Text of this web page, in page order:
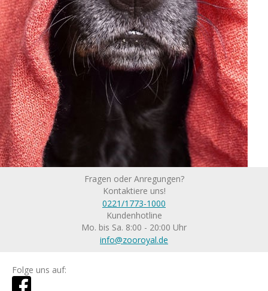
Fragen oder Anregungen?
Kontaktiere uns!
0221/1773-1000
Kundenhotline
Mo. bis Sa. 8:00 - 20:00 Uhr
info@zooroyal.de
Folge uns auf: